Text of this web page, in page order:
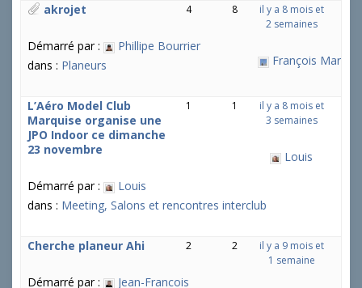
akrojet
Démarré par :
Phillipe Bourrier
dans : Planeurs
4 8
il y a 8 mois et
2 semaines
François Martin
L’Aéro Model Club
Marquise organise une
JPO Indoor ce dimanche
23 novembre
Démarré par :
Louis
dans : Meeting, Salons et rencontres interclub
1 1
il y a 8 mois et
3 semaines
Louis
Cherche planeur Ahi
Démarré par :
Jean-Francois
2 2
il y a 9 mois et
1 semaine